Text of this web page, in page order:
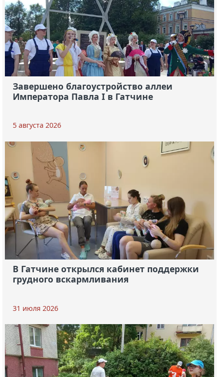
Завершено благоустройство аллеи
Императора Павла I в Гатчине
5 августа 2026
В Гатчине открылся кабинет поддержки
грудного вскармливания
31 июля 2026